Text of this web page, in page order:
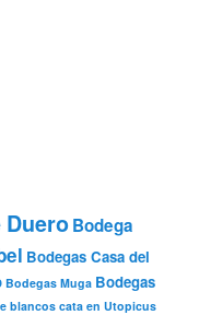
DueroBodega
Bodegas Casa del
Bodegas Muga Bodegas
blancos cata en Utopicus